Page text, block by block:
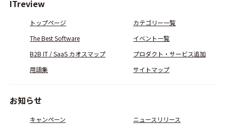
ITreview
トップページ
カテゴリー一覧
The Best Software
イベント一覧
B2B IT / SaaS カオスマップ
プロダクト・サービス追加
用語集
サイトマップ
お知らせ
キャンペーン ニュースリリース